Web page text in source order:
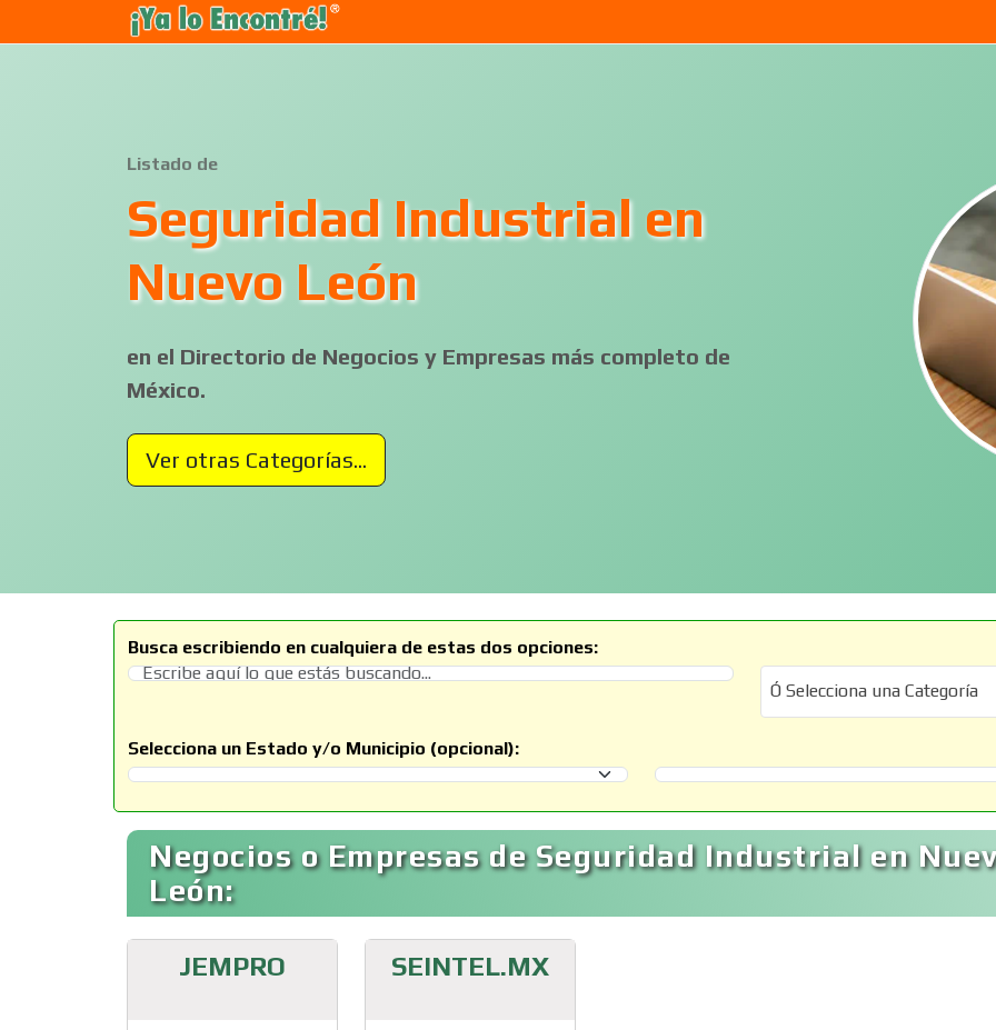
Listado de
Seguridad Industrial en
Nuevo León
en el Directorio de Negocios y Empresas más completo de
México.
Ver otras Categorías...
Busca escribiendo en cualquiera de estas dos opciones:
Ó Selecciona una Categoría
Ó Selecciona una Categoría
Selecciona un Estado y/o Municipio (opcional):
Selecciona un Estado
Selecciona un Municipio
Negocios o Empresas de Seguridad Industrial en
León:
JEMPRO SEINTEL.MX